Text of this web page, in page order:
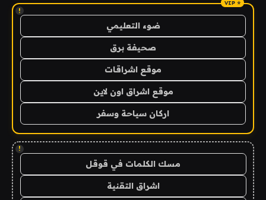
!
ضوء التعليمي
صحيفة برق
موقع اشراقات
موقع اشراق اون لاين
اركان سياحة وسفر
!
مسك الكلمات في قوقل
اشراق التقنية